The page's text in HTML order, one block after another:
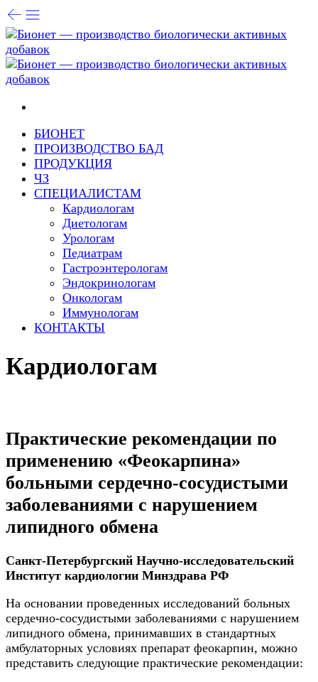
БИОНЕТ
ПРОИЗВОДСТВО БАД
ПРОДУКЦИЯ
ЧЗ
СПЕЦИАЛИСТАМ
Кардиологам
Диетологам
Урологам
Педиатрам
Гастроэнтерологам
Эндокринологам
Онкологам
Иммунологам
КОНТАКТЫ
Кардиологам
Практические рекомендации по
применению «Феокарпина»
больными сердечно-сосудистыми
заболеваниями с нарушением
липидного обмена
Санкт-Петербургский Научно-исследовательский
Институт кардиологии Минздрава РФ
На основании проведенных исследований больных
сердечно-сосудистыми заболеваниями с нарушением
липидного обмена, принимавших в стандартных
амбулаторных условиях препарат феокарпин, можно
представить следующие практические рекомендации: